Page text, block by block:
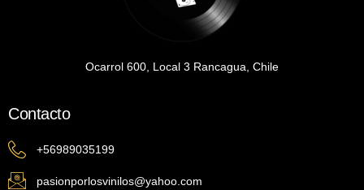
Ocarrol 600, Local 3 Rancagua, Chile
Contacto
+56989035199
pasionporlosvinilos@yahoo.com